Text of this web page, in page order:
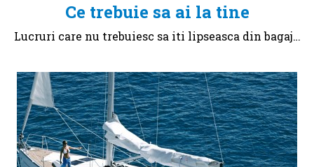
Ce trebuie sa ai la tine
Lucruri care nu trebuiesc sa iti lipseasca din bagaj…